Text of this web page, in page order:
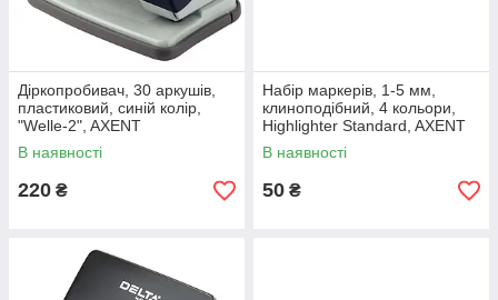
Діркопробивач, 30 аркушів,
пластиковий, синій колір,
"Welle-2", AXENT
В наявності
220 ₴
Набір маркерів, 1-5 мм,
клиноподібний, 4 кольори,
Highlighter Standard, AXENT
В наявності
50 ₴